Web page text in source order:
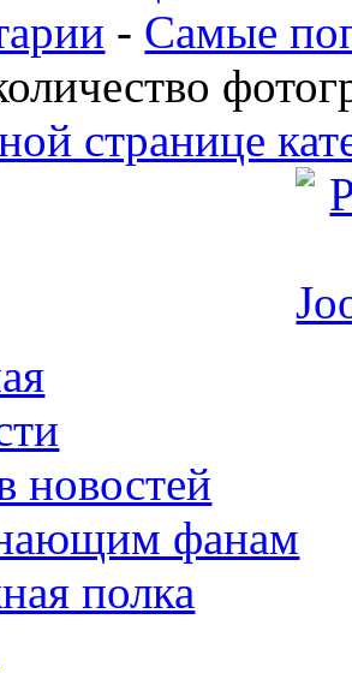
- Самые
странице
новостей
фанам
полка